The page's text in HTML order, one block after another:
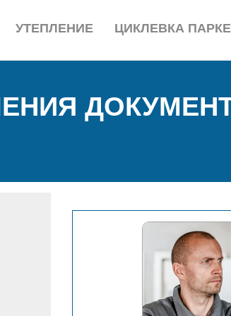
ЦИКЛЕВКА
УТЕПЛЕНИЕ